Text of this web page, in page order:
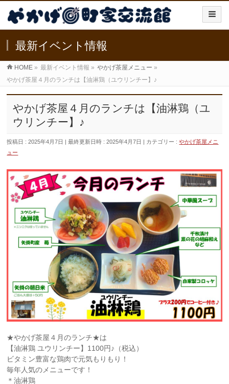
最新イベント情報
HOME » 最新イベント情報 » やかげ茶屋メニュー »
やかげ茶屋４月のランチは【油淋鶏（ユウリンチー】♪
やかげ茶屋４月のランチは【油淋鶏（ユ
ウリンチー】♪
投稿日 : 2025年4月7日 最終更新日時 : 2025年4月7日 カテゴリー :やかげ茶屋メニ
ュー
★やかげ茶屋４月のランチ★は
【油淋鶏 ユウリンチー】1100円♪（税込）
ビタミン豊富な鶏肉で元気もりもり！
毎年人気のメニューです！
＊油淋鶏